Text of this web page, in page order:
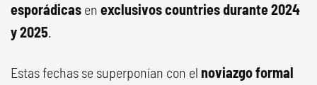
esporádicas en exclusivos countries durante 2024
y 2025.
Estas fechas se superponían con el noviazgo formal